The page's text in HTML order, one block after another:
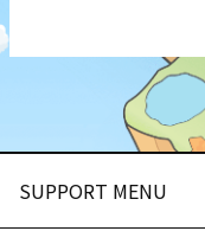
SUPPORT MENU